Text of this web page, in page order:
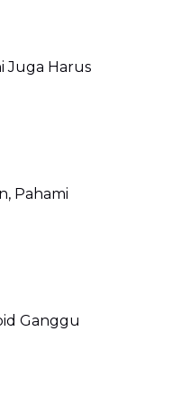
Juga Harus
Pahami
Ganggu